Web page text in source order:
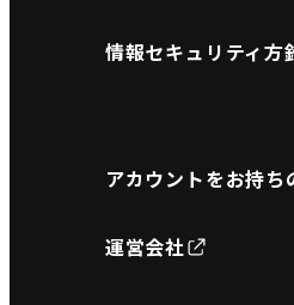
情報セキュリティ方
アカウントをお持ち
運営会社